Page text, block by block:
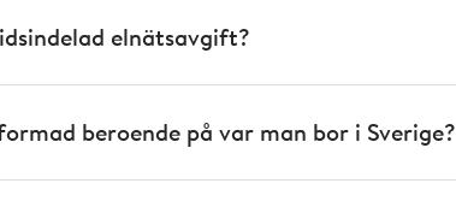
elnätsavgift?
beroende på var man bor i Sverige?